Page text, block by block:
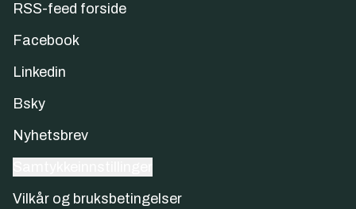
RSS-feed forside
Facebook
Linkedin
Bsky
Nyhetsbrev
Vilkår og bruksbetingelser